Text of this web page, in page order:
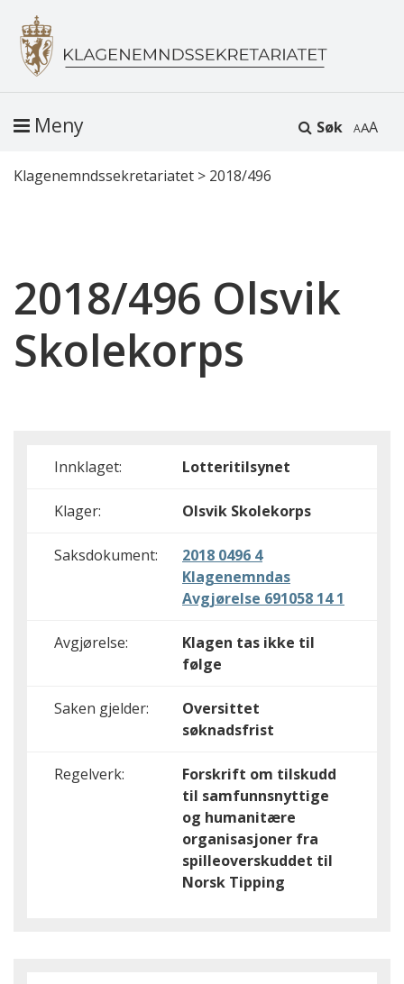
Søk A
Meny
Klagenemndssekretariatet > 2018/496
2018/496 Olsvik
Skolekorps
Innklaget: Lotteritilsynet
Klager: Olsvik Skolekorps
Saksdokument:
2018 0496 4
Klagenemndas
Avgjørelse 691058 14 1
Avgjørelse:
Klagen tas ikke til
følge
Saken gjelder:
Oversittet
søknadsfrist
Regelverk:
Forskrift om tilskudd
til samfunnsnyttige
og humanitære
organisasjoner fra
spilleoverskuddet til
Norsk Tipping